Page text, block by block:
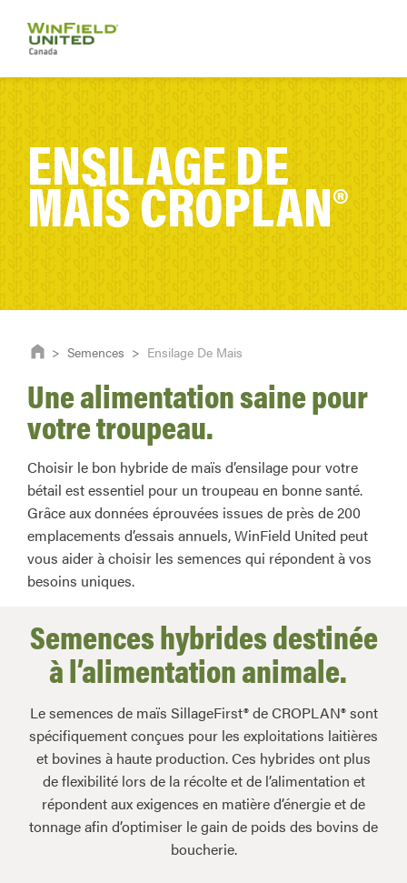
ENSILAGE DE
MAÏS CROPLAN®
> Semences > Ensilage De Mais
Une alimentation saine pour
votre troupeau.
Choisir le bon hybride de maïs d’ensilage pour votre
bétail est essentiel pour un troupeau en bonne santé.
Grâce aux données éprouvées issues de près de 200
emplacements d’essais annuels, WinField United peut
vous aider à choisir les semences qui répondent à vos
besoins uniques.
Semences hybrides destinée
à l’alimentation animale.
Le semences de maïs SillageFirst® de CROPLAN® sont
spécifiquement conçues pour les exploitations laitières
et bovines à haute production. Ces hybrides ont plus
de flexibilité lors de la récolte et de l’alimentation et
répondent aux exigences en matière d’énergie et de
tonnage afin d’optimiser le gain de poids des bovins de
boucherie.